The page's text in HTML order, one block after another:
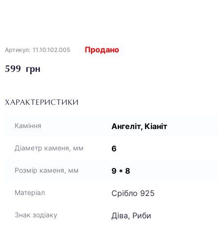
Артикул: 11.10.102.005
599 грн
Продано
ХАРАКТЕРИСТИКИ
Каміння Ангеліт, Кіаніт
Діаметр каменя, мм 6
Розмір каменя, мм 9 * 8
Матеріал Срібло 925
Знак зодіаку Діва, Риби